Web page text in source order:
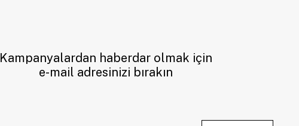
Kampanyalardan haberdar olmak için
e-mail adresinizi bırakın